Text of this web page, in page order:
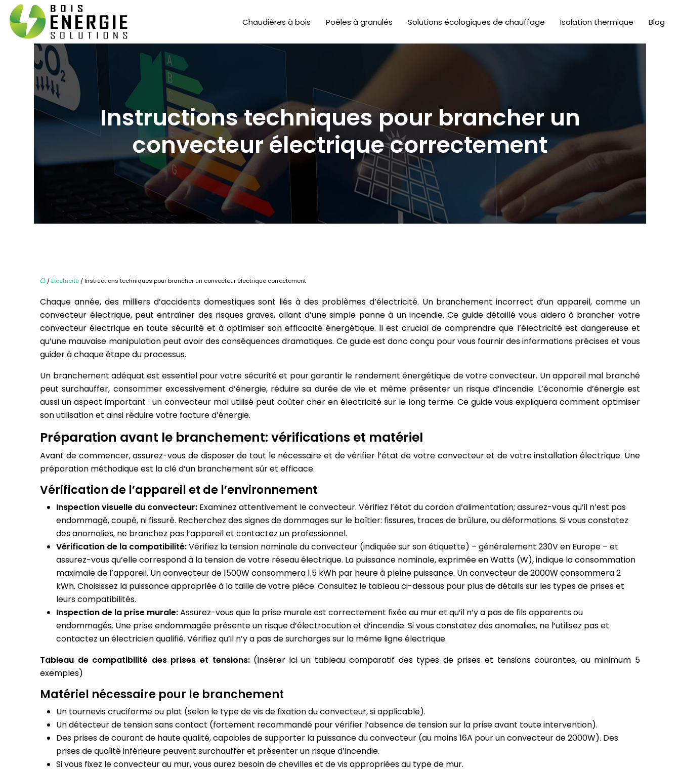
Chaudières à bois Poêles à granulés Solutions écologiques de chauffage Isolation thermique Blog
Instructions techniques pour brancher un
convecteur électrique correctement
/Électricité / Instructions techniques pour brancher un convecteur électrique correctement
Chaque année, des milliers d’accidents domestiques sont liés à des problèmes d’électricité. Un branchement incorrect d’un appareil, comme un
convecteur électrique, peut entraîner des risques graves, allant d’une simple panne à un incendie. Ce guide détaillé vous aidera à brancher votre
convecteur électrique en toute sécurité et à optimiser son efficacité énergétique. Il est crucial de comprendre que l’électricité est dangereuse et
qu’une mauvaise manipulation peut avoir des conséquences dramatiques. Ce guide est donc conçu pour vous fournir des informations précises et vous
guider à chaque étape du processus.
Un branchement adéquat est essentiel pour votre sécurité et pour garantir le rendement énergétique de votre convecteur. Un appareil mal branché
peut surchauffer, consommer excessivement d’énergie, réduire sa durée de vie et même présenter un risque d’incendie. L’économie d’énergie est
aussi un aspect important : un convecteur mal utilisé peut coûter cher en électricité sur le long terme. Ce guide vous expliquera comment optimiser
son utilisation et ainsi réduire votre facture d’énergie.
Préparation avant le branchement: vérifications et matériel
Avant de commencer, assurez-vous de disposer de tout le nécessaire et de vérifier l’état de votre convecteur et de votre installation électrique. Une
préparation méthodique est la clé d’un branchement sûr et efficace.
Vérification de l’appareil et de l’environnement
Inspection visuelle du convecteur: Examinez attentivement le convecteur. Vérifiez l’état du cordon d’alimentation; assurez-vous qu’il n’est pas
endommagé, coupé, ni fissuré. Recherchez des signes de dommages sur le boîtier: fissures, traces de brûlure, ou déformations. Si vous constatez
des anomalies, ne branchez pas l’appareil et contactez un professionnel.
Vérification de la compatibilité:Vérifiez la tension nominale du convecteur (indiquée sur son étiquette) – généralement 230V en Europe – et
assurez-vous qu’elle correspond à la tension de votre réseau électrique. La puissance nominale, exprimée en Watts (W), indique la consommation
maximale de l’appareil. Un convecteur de 1500W consommera 1.5 kWh par heure à pleine puissance. Un convecteur de 2000W consommera 2
kWh. Choisissez la puissance appropriée à la taille de votre pièce. Consultez le tableau ci-dessous pour plus de détails sur les types de prises et
leurs compatibilités.
Inspection de la prise murale:Assurez-vous que la prise murale est correctement fixée au mur et qu’il n’y a pas de fils apparents ou
endommagés. Une prise endommagée présente un risque d’électrocution et d’incendie. Si vous constatez des anomalies, ne l’utilisez pas et
contactez un électricien qualifié. Vérifiez qu’il n’y a pas de surcharges sur la même ligne électrique.
Tableau de compatibilité des prises et tensions: (Insérer ici un tableau comparatif des types de prises et tensions courantes, au minimum 5
exemples)
Matériel nécessaire pour le branchement
Un tournevis cruciforme ou plat (selon le type de vis de fixation du convecteur, si applicable).
Un détecteur de tension sans contact (fortement recommandé pour vérifier l’absence de tension sur la prise avant toute intervention).
Des prises de courant de haute qualité, capables de supporter la puissance du convecteur (au moins 16A pour un convecteur de 2000W). Des
prises de qualité inférieure peuvent surchauffer et présenter un risque d’incendie.
Si vous fixez le convecteur au mur, vous aurez besoin de chevilles et de vis appropriées au type de mur.